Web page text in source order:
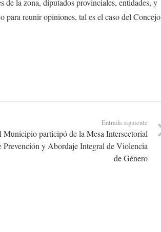
de la zona, diputados provinciales, entidades, y
para reunir opiniones, tal es el caso del Concejo
Entrada siguiente
Municipio participó de la Mesa Intersectorial
Prevención y Abordaje Integral de Violencia
de Género